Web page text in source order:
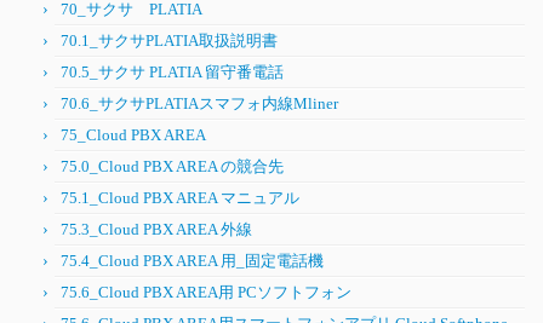
70_サクサ PLATIA
70.1_サクサPLATIA取扱説明書
70.5_サクサ PLATIA 留守番電話
70.6_サクサPLATIAスマフォ内線Mliner
75_Cloud PBX AREA
75.0_Cloud PBX AREA の競合先
75.1_Cloud PBX AREA マニュアル
75.3_Cloud PBX AREA 外線
75.4_Cloud PBX AREA 用_固定電話機
75.6_Cloud PBX AREA用 PCソフトフォン